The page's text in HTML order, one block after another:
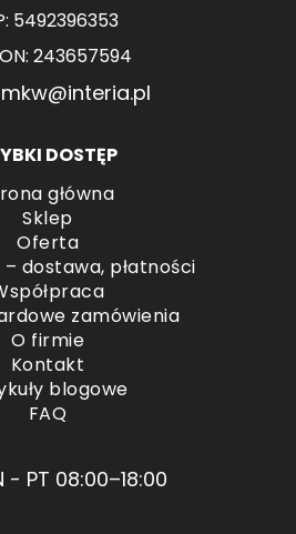
5492396353
243657594
DOSTĘP
główna
Sklep
Oferta
dostawa, płatności
zamówienia
O firmie
Kontakt
blogowe
FAQ
- PT 08:00–18:00